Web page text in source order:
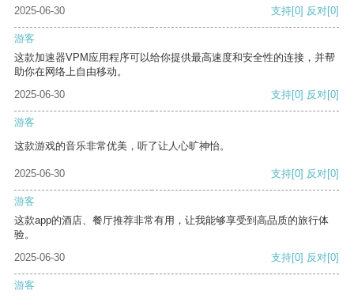
2025-06-30 支持[0] 反对[0]
游客
这款加速器VPM应用程序可以给你提供最高速度和安全性的连接，并帮
助你在网络上自由移动。
2025-06-30
支持[0] 反对[0]
游客
这款游戏的音乐非常优美，听了让人心旷神怡。
2025-06-30 支持[0] 反对[0]
游客
这款app的酒店、餐厅推荐非常有用，让我能够享受到高品质的旅行体
验。
2025-06-30
支持[0] 反对[0]
游客